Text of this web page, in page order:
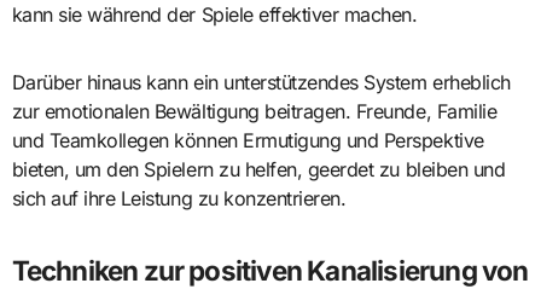
kann sie während der Spiele effektiver machen.
Darüber hinaus kann ein unterstützendes System erheblich
zur emotionalen Bewältigung beitragen. Freunde, Familie
und Teamkollegen können Ermutigung und Perspektive
bieten, um den Spielern zu helfen, geerdet zu bleiben und
sich auf ihre Leistung zu konzentrieren.
Techniken zur positiven Kanalisierung von